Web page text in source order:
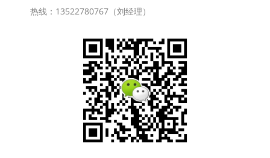
热线：13522780767（刘经理）